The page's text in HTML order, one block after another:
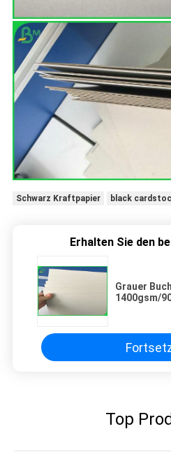
Schwarz Kraftpapier black
Erhalten Sie den
Grauer
1400gsm/
Top